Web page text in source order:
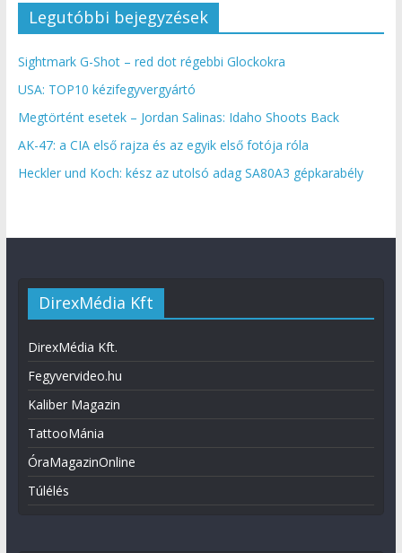
Legutóbbi bejegyzések
Sightmark G-Shot – red dot régebbi Glockokra
USA: TOP10 kézifegyvergyártó
Megtörtént esetek – Jordan Salinas: Idaho Shoots Back
AK-47: a CIA első rajza és az egyik első fotója róla
Heckler und Koch: kész az utolsó adag SA80A3 gépkarabély
DirexMédia Kft
DirexMédia Kft.
Fegyvervideo.hu
Kaliber Magazin
TattooMánia
ÓraMagazinOnline
Túlélés